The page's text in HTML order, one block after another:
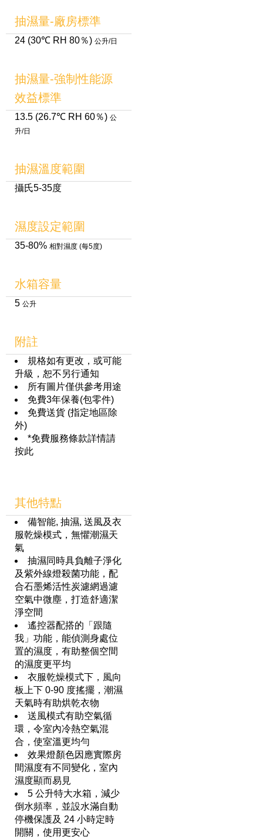
抽濕量-廠房標準
24 (30℃ RH 80％) 公升/日
抽濕量-強制性能源
效益標準
13.5 (26.7℃ RH 60％) 公
升/日
抽濕溫度範圍
攝氏5-35度
濕度設定範圍
35-80% 相對濕度 (每5度)
水箱容量
5 公升
附註
規格如有更改，或可能
升級，恕不另行通知
所有圖片僅供參考用途
免費3年保養(包零件)
免費送貨 (指定地區除
外)
*免費服務條款詳情請
按此
其他特點
備智能, 抽濕, 送風及衣
服乾燥模式，無懼潮濕天
氣
抽濕同時具負離子淨化
及紫外線燈殺菌功能，配
合石墨烯活性炭濾網過濾
空氣中微塵，打造舒適潔
淨空間
遙控器配搭的「跟隨
我」功能，能偵測身處位
置的濕度，有助整個空間
的濕度更平均
衣服乾燥模式下，風向
板上下 0-90 度搖擺，潮濕
天氣時有助烘乾衣物
送風模式有助空氣循
環，令室內冷熱空氣混
合，使室溫更均勻
效果燈顏色因應實際房
間濕度有不同變化，室內
濕度顯而易見
5 公升特大水箱，減少
倒水頻率，並設水滿自動
停機保護及 24 小時定時
開關，使用更安心